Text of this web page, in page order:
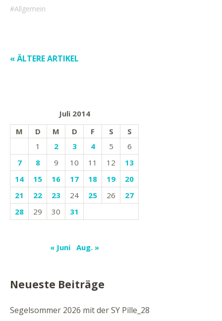
Allgemein
« ÄLTERE ARTIKEL
Juli 2014
M
D M D F S
S
1
2 3 4 5
6
7
8 9 10 11 12
13
14
15 16 17 18 19
20
21
22 23 24 25 26
27
28
29 30 31
« Juni Aug. »
Neueste Beiträge
Segelsommer 2026 mit der SY Pille_28